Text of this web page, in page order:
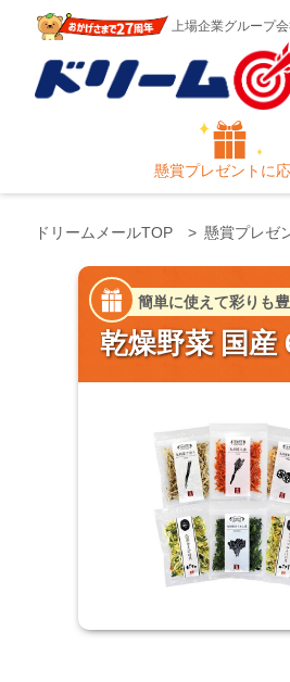
上場企業グループ
懸賞プレゼントに
ドリームメールTOP 懸賞プレゼ
簡単に使えて彩りも
乾燥野菜 国産